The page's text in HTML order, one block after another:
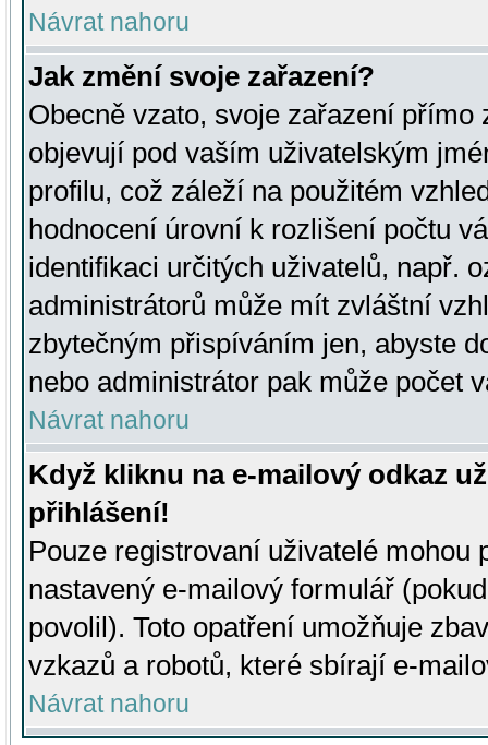
Návrat nahoru
Jak změní svoje zařazení?
Obecně vzato, svoje zařazení přímo
objevují pod vaším uživatelským
profilu, což záleží na použitém
hodnocení úrovní k rozlišení počtu
identifikaci určitých uživatelů, např.
administrátorů může mít zvláštní
zbytečným přispíváním jen, abyste
nebo administrátor pak může počet
Návrat nahoru
Když kliknu na e-mailový odkaz
přihlášení!
Pouze registrovaní uživatelé mohou
nastavený e-mailový formulář
povolil). Toto opatření umožňuje
vzkazů a robotů, které sbírají e-
Návrat nahoru